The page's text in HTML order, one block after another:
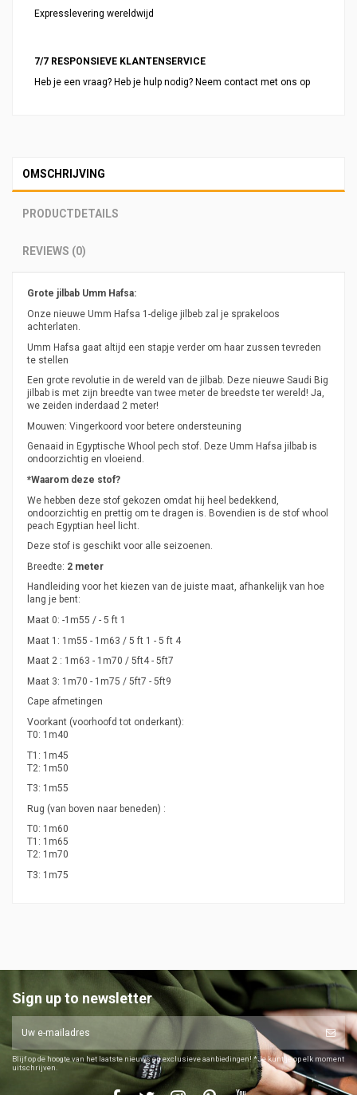
Expresslevering wereldwijd
7/7 RESPONSIEVE KLANTENSERVICE
Heb je een vraag? Heb je hulp nodig? Neem contact met ons op
OMSCHRIJVING
PRODUCTDETAILS
REVIEWS (0)
Grote jilbab Umm Hafsa:
Onze nieuwe Umm Hafsa 1-delige jilbeb zal je sprakeloos
achterlaten.
Umm Hafsa gaat altijd een stapje verder om haar zussen tevreden
te stellen
Een grote revolutie in de wereld van de jilbab. Deze nieuwe Saudi Big
jilbab is met zijn breedte van twee meter de breedste ter wereld! Ja,
we zeiden inderdaad 2 meter!
Mouwen: Vingerkoord voor betere ondersteuning
Genaaid in Egyptische Whool pech stof. Deze Umm Hafsa jilbab is
ondoorzichtig en vloeiend.
*Waarom deze stof?
We hebben deze stof gekozen omdat hij heel bedekkend,
ondoorzichtig en prettig om te dragen is. Bovendien is de stof whool
peach Egyptian heel licht.
Deze stof is geschikt voor alle seizoenen.
Breedte: 2 meter
Handleiding voor het kiezen van de juiste maat, afhankelijk van hoe
lang je bent:
Maat 0: -1m55 / - 5 ft 1
Maat 1: 1m55 - 1m63 / 5 ft 1 - 5 ft 4
Maat 2 : 1m63 - 1m70 / 5ft4 - 5ft7
Maat 3: 1m70 - 1m75 / 5ft7 - 5ft9
Cape afmetingen
Voorkant (voorhoofd tot onderkant):
T0: 1m40
T1: 1m45
T2: 1m50
T3: 1m55
Rug (van boven naar beneden) :
T0: 1m60
T1: 1m65
T2: 1m70
T3: 1m75
Sign up to newsletter
Blijf op de hoogte van het laatste nieuws en exclusieve aanbiedingen! *Je kunt je op elk moment
uitschrijven.